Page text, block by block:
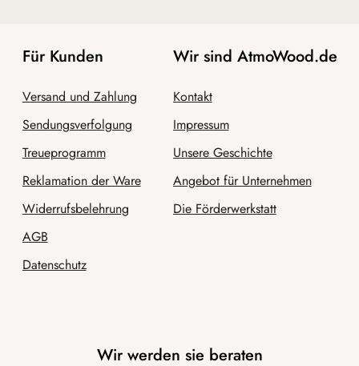
Für Kunden
Versand und Zahlung
Sendungsverfolgung
Treueprogramm
Reklamation der Ware
Widerrufsbelehrung
AGB
Datenschutz
Wir sind AtmoWood.de
Kontakt
Impressum
Unsere Geschichte
Angebot für Unternehmen
Die Förderwerkstatt
Wir werden sie beraten